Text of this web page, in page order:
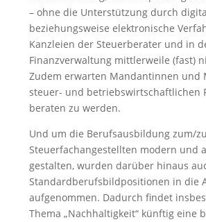
– ohne die Unterstützung durch
beziehungsweise elektronische
Kanzleien der Steuerberater und in
Finanzverwaltung mittlerweile (fast)
Zudem erwarten Mandan­tinnen und
steuer- und betriebs­wirtschaftlichen
beraten zu werden.
Und um die Berufsausbildung zum/
Steuerfachangestellten modern und
gestalten, wurden darüber hinaus
Standardberufsbildpositionen in die
aufgenommen. Dadurch findet
Thema „Nachhal­tigkeit“ künftig eine